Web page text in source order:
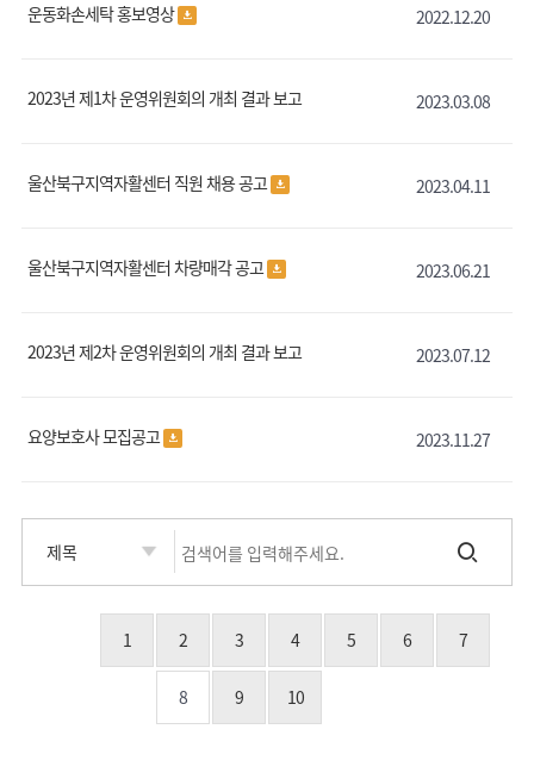
운동화손세탁 홍보영상 2022.12.20
2023년 제1차 운영위원회의 개최 결과 보고 2023.03.08
울산북구지역자활센터 직원 채용 공고 2023.04.11
울산북구지역자활센터 차량매각 공고 2023.06.21
2023년 제2차 운영위원회의 개최 결과 보고 2023.07.12
요양보호사 모집공고 2023.11.27
1 2 3 4 5 6 7
8 9 10